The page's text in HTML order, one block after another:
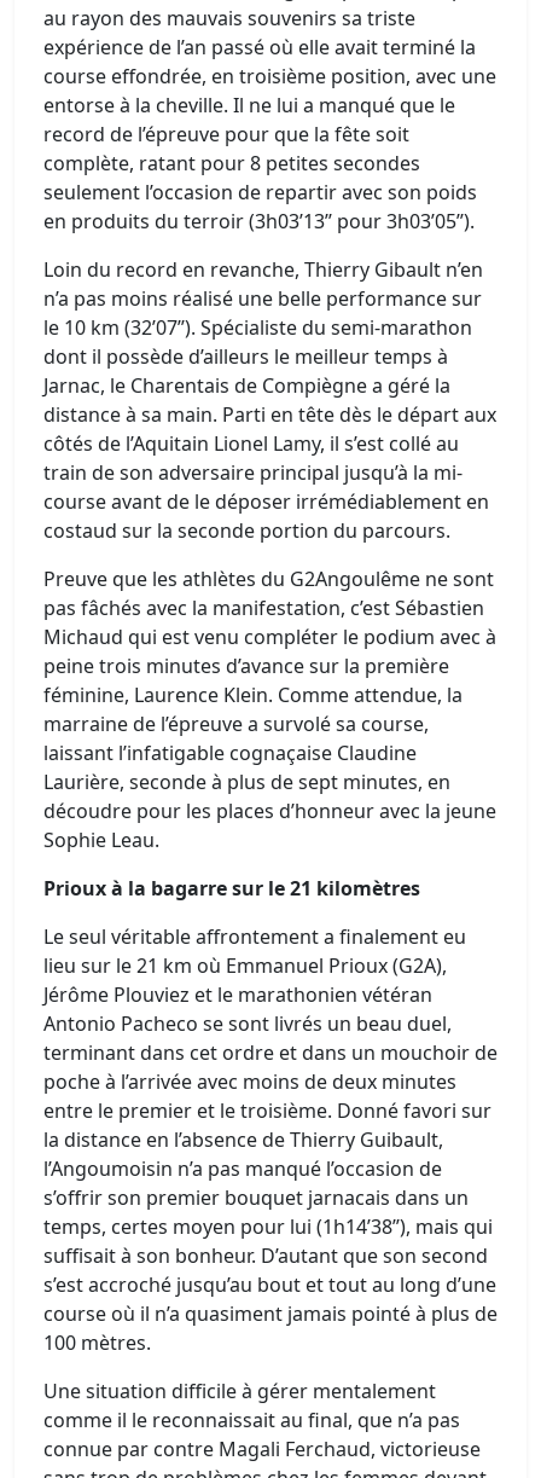
au rayon des mauvais souvenirs sa triste
expérience de l’an passé où elle avait terminé la
course effondrée, en troisième position, avec une
entorse à la cheville. Il ne lui a manqué que le
record de l’épreuve pour que la fête soit
complète, ratant pour 8 petites secondes
seulement l’occasion de repartir avec son poids
en produits du terroir (3h03’13’’ pour 3h03’05’’).
Loin du record en revanche, Thierry Gibault n’en
n’a pas moins réalisé une belle performance sur
le 10 km (32’07’’). Spécialiste du semi-marathon
dont il possède d’ailleurs le meilleur temps à
Jarnac, le Charentais de Compiègne a géré la
distance à sa main. Parti en tête dès le départ aux
côtés de l’Aquitain Lionel Lamy, il s’est collé au
train de son adversaire principal jusqu’à la mi-
course avant de le déposer irrémédiablement en
costaud sur la seconde portion du parcours.
Preuve que les athlètes du G2Angoulême ne sont
pas fâchés avec la manifestation, c’est Sébastien
Michaud qui est venu compléter le podium avec à
peine trois minutes d’avance sur la première
féminine, Laurence Klein. Comme attendue, la
marraine de l’épreuve a survolé sa course,
laissant l’infatigable cognaçaise Claudine
Laurière, seconde à plus de sept minutes, en
découdre pour les places d’honneur avec la jeune
Sophie Leau.
Prioux à la bagarre sur le 21 kilomètres
Le seul véritable affrontement a finalement eu
lieu sur le 21 km où Emmanuel Prioux (G2A),
Jérôme Plouviez et le marathonien vétéran
Antonio Pacheco se sont livrés un beau duel,
terminant dans cet ordre et dans un mouchoir de
poche à l’arrivée avec moins de deux minutes
entre le premier et le troisième. Donné favori sur
la distance en l’absence de Thierry Guibault,
l’Angoumoisin n’a pas manqué l’occasion de
s’offrir son premier bouquet jarnacais dans un
temps, certes moyen pour lui (1h14’38’’), mais qui
suffisait à son bonheur. D’autant que son second
s’est accroché jusqu’au bout et tout au long d’une
course où il n’a quasiment jamais pointé à plus de
100 mètres.
Une situation difficile à gérer mentalement
comme il le reconnaissait au final, que n’a pas
connue par contre Magali Ferchaud, victorieuse